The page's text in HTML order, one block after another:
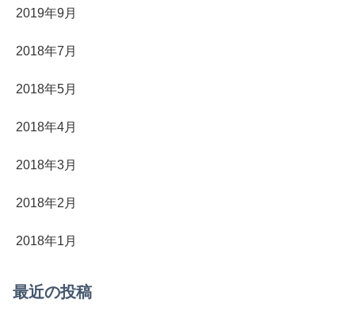
2019年9月
2018年7月
2018年5月
2018年4月
2018年3月
2018年2月
2018年1月
最近の投稿